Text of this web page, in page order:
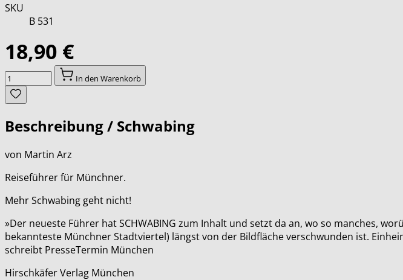
SKU
B 531
18,90 €
Menge
In den Warenkorb
Beschreibung / Schwabing
von Martin Arz
Reiseführer für Münchner.
Mehr Schwabing geht nicht!
»Der neueste Führer hat SCHWABING zum Inhalt und setzt da an, wo so manches,
bekannteste Münchner Stadtviertel) längst von der Bildfläche verschwunden ist.
schreibt PresseTermin München
Hirschkäfer Verlag München